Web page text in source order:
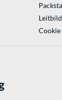
Leitbild
Cookie